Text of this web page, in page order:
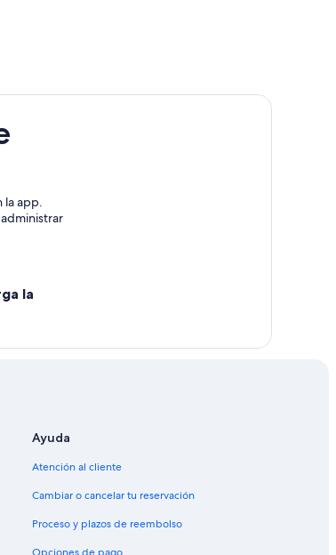
la app.
la
Ayuda
Atención al cliente
Cambiar o cancelar tu reservación
Proceso y plazos de reembolso